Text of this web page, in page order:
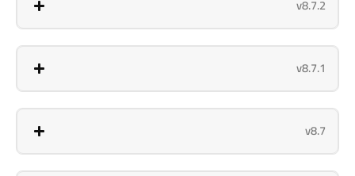
v8.7.2
v8.7.1
v8.7